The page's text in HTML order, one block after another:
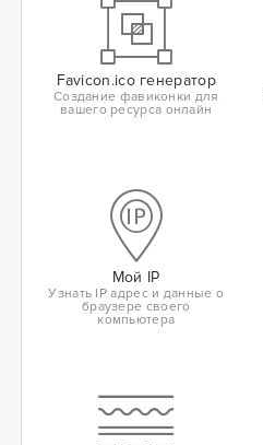
Favicon.ico генератор
Создание фавиконки для
вашего ресурса онлайн
Мой IP
Узнать IP адрес и данные о
браузере своего
компьютера